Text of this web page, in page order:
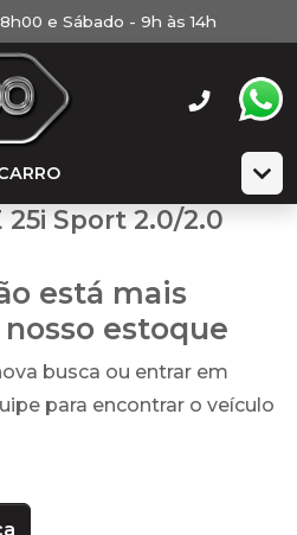
e Sábado - 9h às 14h
25i Sport 2.0/2.0
está mais
estoque
busca ou entrar em
para encontrar o veículo